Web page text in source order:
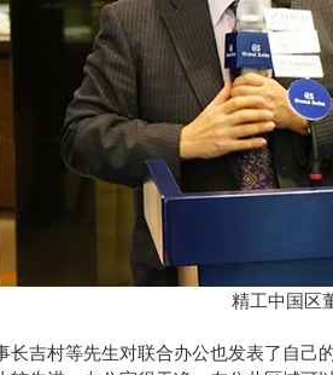
精工中国区
吉村等先生对联合办公也发表了自己